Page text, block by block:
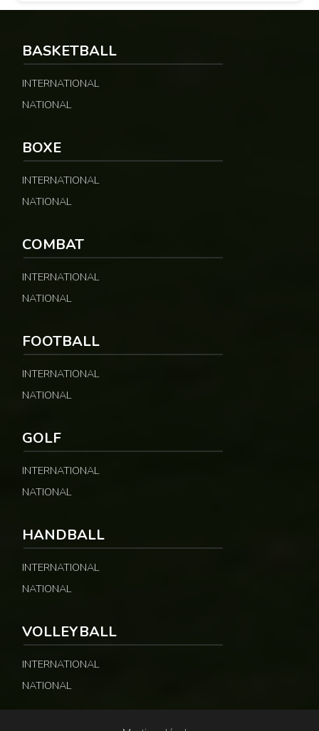
BASKETBALL
INTERNATIONAL
NATIONAL
BOXE
INTERNATIONAL
NATIONAL
COMBAT
INTERNATIONAL
NATIONAL
FOOTBALL
INTERNATIONAL
NATIONAL
GOLF
INTERNATIONAL
NATIONAL
HANDBALL
INTERNATIONAL
NATIONAL
VOLLEYBALL
INTERNATIONAL
NATIONAL